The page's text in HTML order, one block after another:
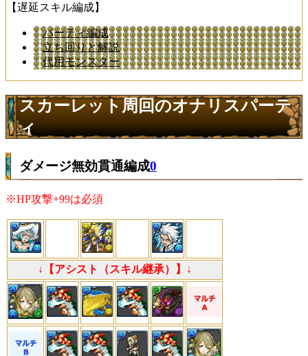
【遅延スキル編成】
パーティ編成
立ち回りと解説
代用モンスター
スカーレット周回のオナリスパーテ
ィ
ダメージ無効貫通編成0
※HP攻撃+99は必須
↓【アシスト（スキル継承）】↓